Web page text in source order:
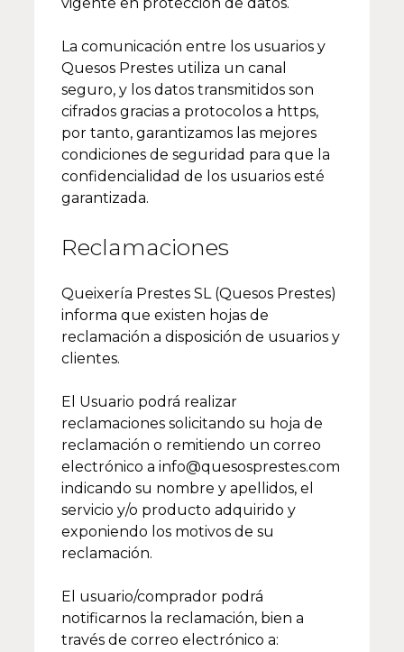
La comunicación entre los usuarios y
Quesos Prestes utiliza un canal
seguro, y los datos transmitidos son
cifrados gracias a protocolos a https,
por tanto, garantizamos las mejores
condiciones de seguridad para que la
confidencialidad de los usuarios esté
garantizada.
Reclamaciones
Queixería Prestes SL (Quesos Prestes)
informa que existen hojas de
reclamación a disposición de usuarios y
clientes.
El Usuario podrá realizar
reclamaciones solicitando su hoja de
reclamación o remitiendo un correo
electrónico a info@quesosprestes.com
indicando su nombre y apellidos, el
servicio y/o producto adquirido y
exponiendo los motivos de su
reclamación.
El usuario/comprador podrá
notificarnos la reclamación, bien a
través de correo electrónico a: